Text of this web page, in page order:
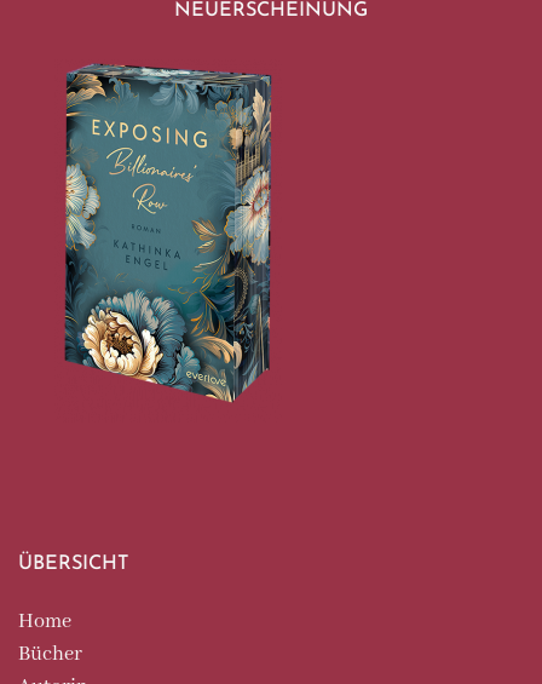
NEUERSCHEINUNG
ÜBERSICHT
Home
Bücher